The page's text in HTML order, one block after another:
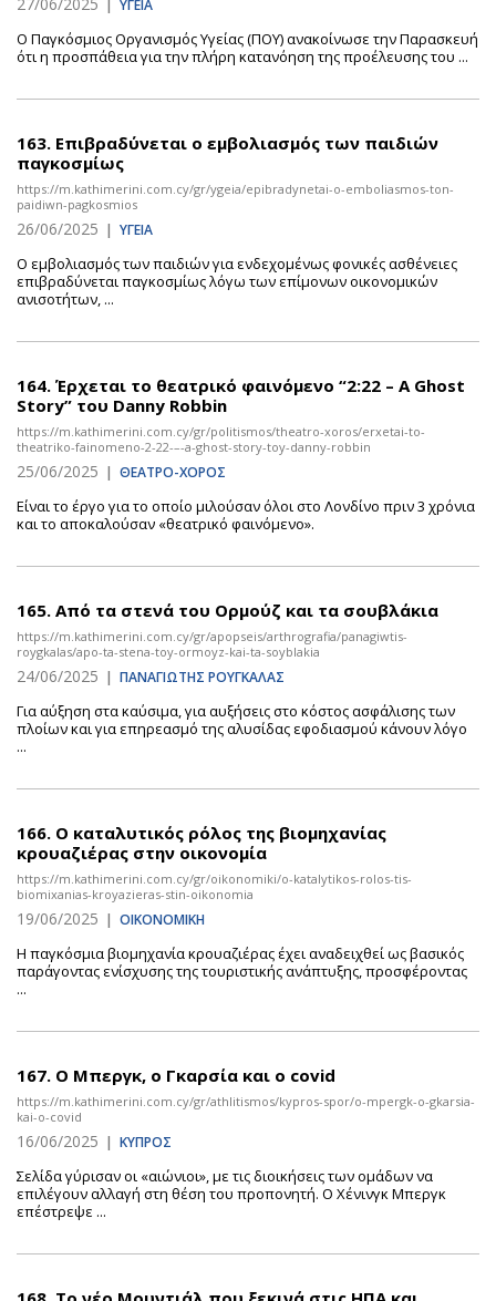
| ΥΓΕΙΑ
Ο Παγκόσμιος Οργανισμός Υγείας (ΠΟΥ) ανακοίνωσε την Παρασκευή
ότι η προσπάθεια για την πλήρη κατανόηση της προέλευσης του ...
163. Επιβραδύνεται ο εμβολιασμός των παιδιών
παγκοσμίως
https://m.kathimerini.com.cy/gr/ygeia/epibradynetai-o-emboliasmos-ton-
paidiwn-pagkosmios
26/06/2025 | ΥΓΕΙΑ
Ο εμβολιασμός των παιδιών για ενδεχομένως φονικές ασθένειες
επιβραδύνεται παγκοσμίως λόγω των επίμονων οικονομικών
ανισοτήτων, ...
164. Έρχεται το θεατρικό φαινόμενο “2:22 – A Ghost
Story” του Danny Robbin
https://m.kathimerini.com.cy/gr/politismos/theatro-xoros/erxetai-to-
theatriko-fainomeno-2-22-–-a-ghost-story-toy-danny-robbin
25/06/2025 | ΘΕΑΤΡΟ-ΧΟΡΟΣ
Είναι το έργο για το οποίο μιλούσαν όλοι στο Λονδίνο πριν 3 χρόνια
και το αποκαλούσαν «θεατρικό φαινόμενο».
165. Από τα στενά του Ορμούζ και τα σουβλάκια
https://m.kathimerini.com.cy/gr/apopseis/arthrografia/panagiwtis-
roygkalas/apo-ta-stena-toy-ormoyz-kai-ta-soyblakia
24/06/2025 | ΠΑΝΑΓΙΩΤΗΣ ΡΟΥΓΚΑΛΑΣ
Για αύξηση στα καύσιμα, για αυξήσεις στο κόστος ασφάλισης των
πλοίων και για επηρεασμό της αλυσίδας εφοδιασμού κάνουν λόγο
...
166. Ο καταλυτικός ρόλος της βιομηχανίας
κρουαζιέρας στην οικονομία
https://m.kathimerini.com.cy/gr/oikonomiki/o-katalytikos-rolos-tis-
biomixanias-kroyazieras-stin-oikonomia
19/06/2025 | ΟΙΚΟΝΟΜΙΚΗ
Η παγκόσμια βιομηχανία κρουαζιέρας έχει αναδειχθεί ως βασικός
παράγοντας ενίσχυσης της τουριστικής ανάπτυξης, προσφέροντας
...
167. Ο Μπεργκ, ο Γκαρσία και ο covid
https://m.kathimerini.com.cy/gr/athlitismos/kypros-spor/o-mpergk-o-gkarsia-
kai-o-covid
16/06/2025 | ΚΥΠΡΟΣ
Σελίδα γύρισαν οι «αιώνιοι», με τις διοικήσεις των ομάδων να
επιλέγουν αλλαγή στη θέση του προπονητή. Ο Χένινγκ Μπεργκ
επέστρεψε ...